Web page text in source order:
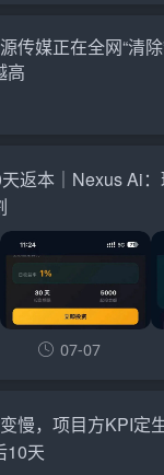
传媒正在全网“清
高
返本｜Nexus Ai
07-07
慢，项目方KPI定
10天